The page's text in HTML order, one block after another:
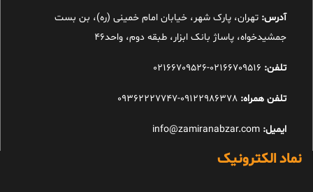
آدرس: تهران، پارک شهر، خیابان امام خمینی (ره)، بن بست
جمشیدخواه، پاساژ بانک ابزار، طبقه دوم، واحد46
تلفن:
تلفن همراه: 09122986378-09362227747
ایمیل:
نماد الکترونیک